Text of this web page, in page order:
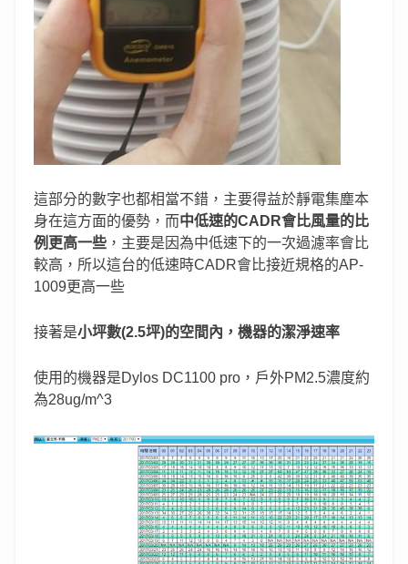
這部分的數字也都相當不錯，主要得益於靜電集塵本
身在這方面的優勢，而中低速的CADR會比風量的比
例更高一些 ，主要是因為中低速下的一次過濾率會比
較高，所以這台的低速時CADR會比接近規格的AP-
1009更高一些
接著是小坪數(2.5坪)的空間內，機器的潔淨速率
使用的機器是Dylos DC1100 pro，戶外PM2.5濃度約
為28ug/m^3